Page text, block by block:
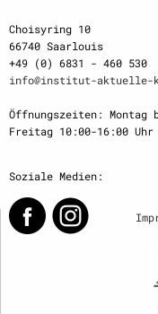
Choisyring 10
66740 Saarlouis
+49 (0) 6831 - 460 530
info@institut-aktuelle-
Öffnungszeiten: Montag
Freitag 10:00-16:00 Uhr
Soziale Medien: